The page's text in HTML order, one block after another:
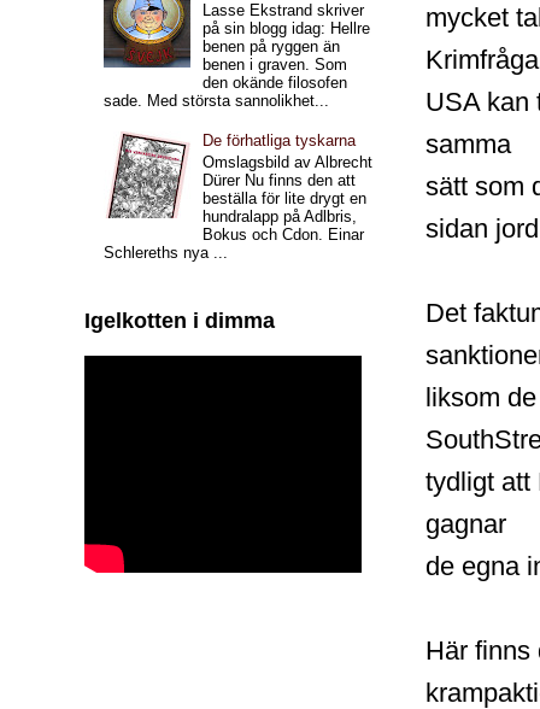
mycket
USA kan
samma
sätt som
sidan
Det
liksom
tydligt att
gagnar
de egna
Här finns
Lasse Ekstrand skriver
på sin blogg idag: Hellre
benen på ryggen än
benen i graven. Som
den okände filosofen
sade. Med största sannolikhet...
De förhatliga tyskarna
Omslagsbild av Albrecht
Dürer Nu finns den att
beställa för lite drygt en
hundralapp på Adlbris,
Bokus och Cdon. Einar
Schlereths nya ...
Igelkotten i dimma